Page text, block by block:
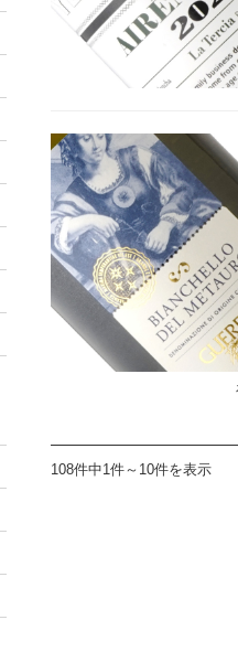
108件中1件～10件を表示